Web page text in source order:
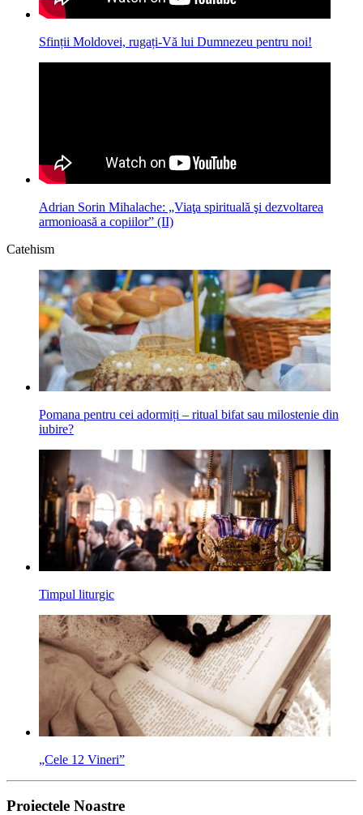
Sfinții Moldovei, rugați-Vă lui Dumnezeu pentru noi!
Adrian Sorin Mihalache: „Viaţa spirituală şi dezvoltarea
armonioasă a copiilor” (II)
Catehism
Pomana pentru cei adormiți ‒ ritual bifat sau milostenie din
iubire?
Timpul liturgic
„Cele 12 Vineri”
Proiectele Noastre